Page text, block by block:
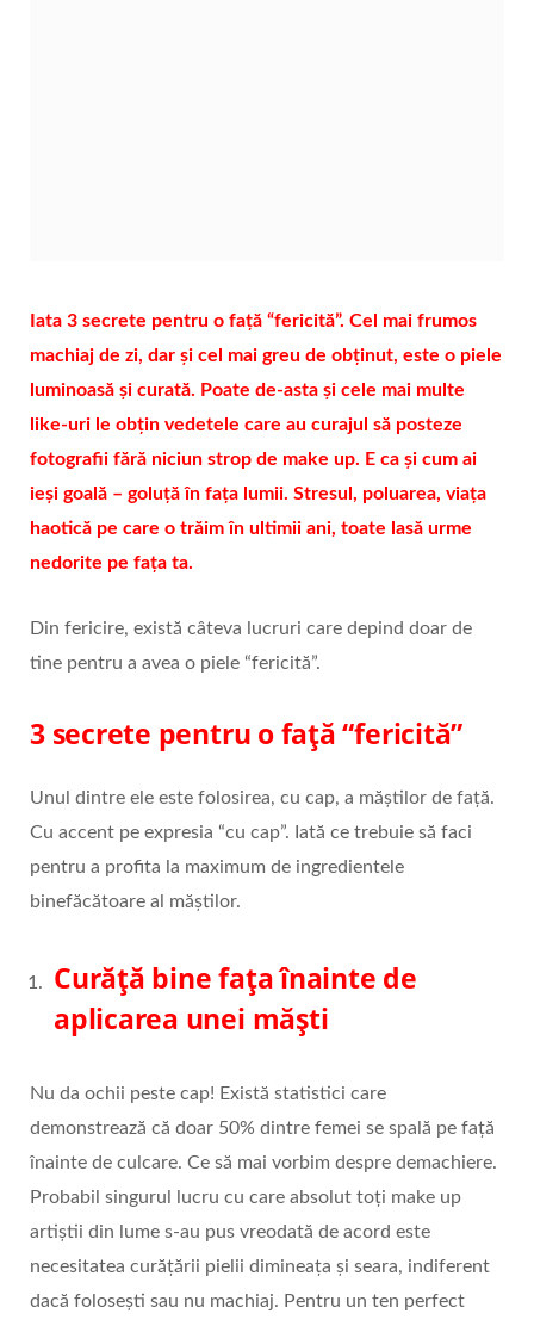
Iata 3 secrete pentru o față “fericită”. Cel mai frumos
machiaj de zi, dar și cel mai greu de obținut, este o piele
luminoasă și curată. Poate de-asta și cele mai multe
like-uri le obțin vedetele care au curajul să posteze
fotografii fără niciun strop de make up. E ca și cum ai
ieși goală – goluță în fața lumii. Stresul, poluarea, viața
haotică pe care o trăim în ultimii ani, toate lasă urme
nedorite pe fața ta.
Din fericire, există câteva lucruri care depind doar de
tine pentru a avea o piele “fericită”.
3 secrete pentru o față “fericită”
Unul dintre ele este folosirea, cu cap, a măștilor de față.
Cu accent pe expresia “cu cap”. Iată ce trebuie să faci
pentru a profita la maximum de ingredientele
binefăcătoare al măștilor.
Curăță bine fața înainte de
aplicarea unei măști
Nu da ochii peste cap! Există statistici care
demonstrează că doar 50% dintre femei se spală pe față
înainte de culcare. Ce să mai vorbim despre demachiere.
Probabil singurul lucru cu care absolut toți make up
artiștii din lume s-au pus vreodată de acord este
necesitatea curățării pielii dimineața și seara, indiferent
dacă folosești sau nu machiaj. Pentru un ten perfect